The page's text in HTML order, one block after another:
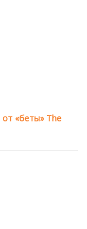
«беты» The